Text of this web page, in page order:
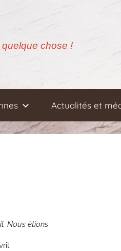
chose !
Actualités et
Nous étions